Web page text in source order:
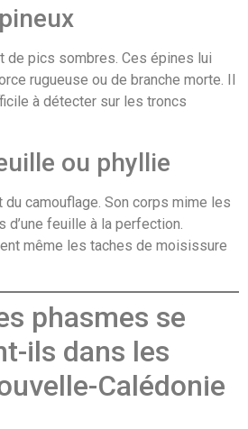
de pics sombres. Ces épines lui
rugueuse ou de branche morte. Il
à détecter sur les troncs
ou phyllie
du camouflage. Son corps mime les
feuille à la perfection.
même les taches de moisissure
phasmes se
ils dans les
Calédonie